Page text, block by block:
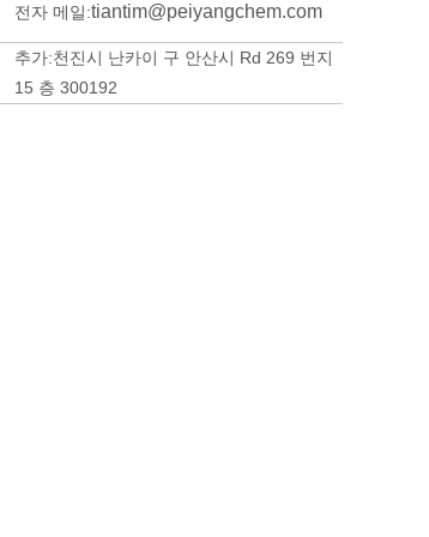
전자 메일:tiantim@peiyangchem.com
추가:천진시 난카이 구 안산시 Rd 269 번지
15 층 300192